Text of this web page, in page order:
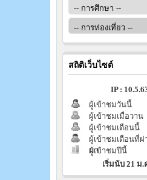
สถิติเว็บไซต์
IP :
ผู้เข้าชมวันนี้
ผู้เข้าชมเมื่อวาน
ผู้เข้าชมเดือนนี้
ผู้เข้าชมเดือนที่ผ่
มา
ผู้เข้าชมปีนี้
เริ่มนับ 21 ม.